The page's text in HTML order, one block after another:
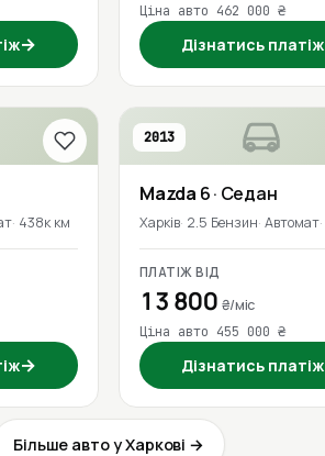
→
Ціна авто 462 000 ₴
Дізнатись платіж
438к км
→
2013
Mazda 6· Седан
Харків 2.5 Бензин Автомат
ПЛАТІЖ ВІД
13 800 ₴/міс
Ціна авто 455 000 ₴
Дізнатись платіж
Більше авто у Харкові →